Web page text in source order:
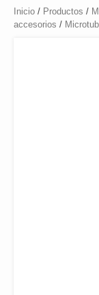
Inicio / Productos /
accesorios /